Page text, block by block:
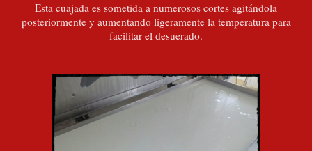
Esta cuajada es sometida a numerosos cortes agitándola
posteriormente y aumentando ligeramente la temperatura para
facilitar el desuerado.